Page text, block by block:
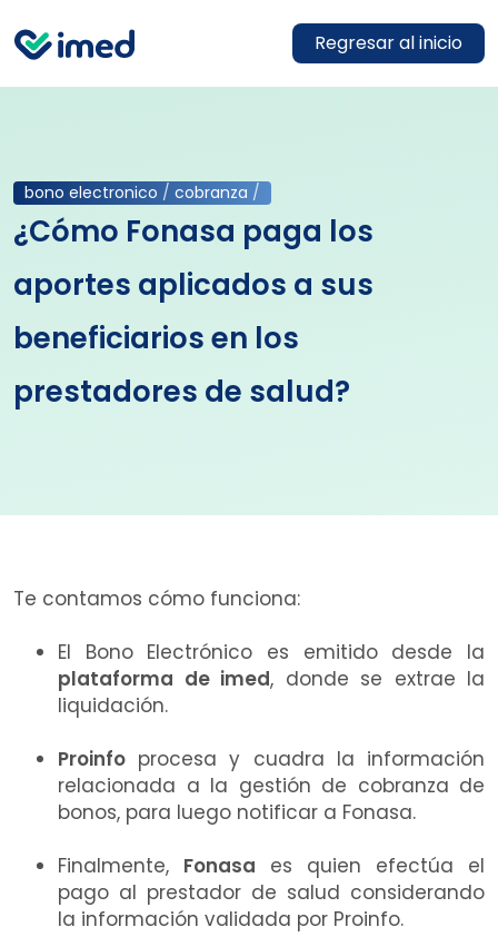
Regresar al inicio
bono electronico / cobranza /
¿Cómo Fonasa paga los
aportes aplicados a sus
beneficiarios en los
prestadores de salud?
Te contamos cómo funciona:
El Bono Electrónico es emitido desde la
plataforma de imed, donde se extrae la
liquidación.
Proinfo procesa y cuadra la información
relacionada a la gestión de cobranza de
bonos, para luego notificar a Fonasa.
Finalmente, Fonasa es quien efectúa el
pago al prestador de salud considerando
la información validada por Proinfo.